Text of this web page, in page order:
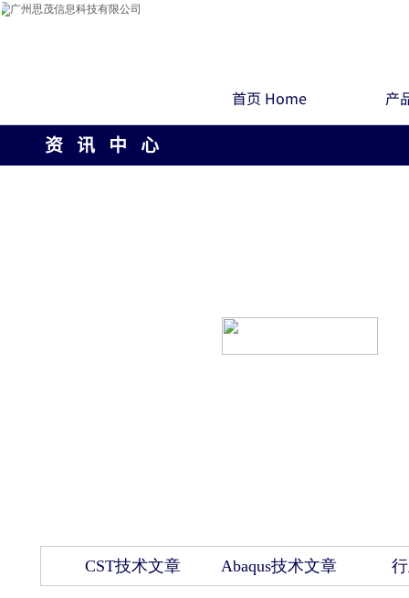
首页 Home 产
资 讯 中 心
CST技术文章 Abaqus技术文章